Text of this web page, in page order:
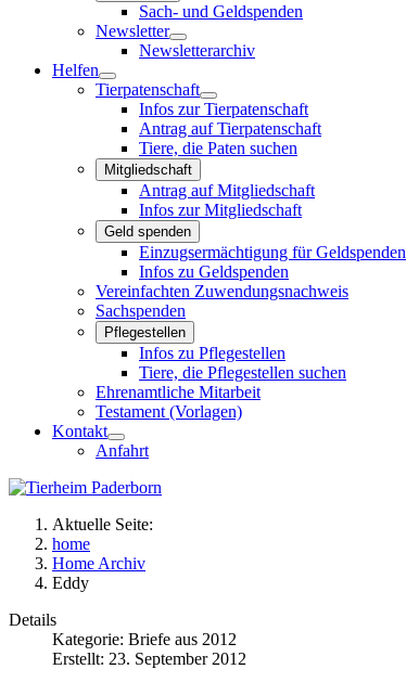
Sach- und Geldspenden
Newsletter
Newsletterarchiv
Helfen
Tierpatenschaft
Infos zur Tierpatenschaft
Antrag auf Tierpatenschaft
Tiere, die Paten suchen
Mitgliedschaft
Antrag auf Mitgliedschaft
Infos zur Mitgliedschaft
Geld spenden
Einzugsermächtigung für Geldspenden
Infos zu Geldspenden
Vereinfachten Zuwendungsnachweis
Sachspenden
Pflegestellen
Infos zu Pflegestellen
Tiere, die Pflegestellen suchen
Ehrenamtliche Mitarbeit
Testament (Vorlagen)
Kontakt
Anfahrt
Aktuelle Seite:
home
Home Archiv
Eddy
Details
Kategorie: Briefe aus 2012
Erstellt: 23. September 2012